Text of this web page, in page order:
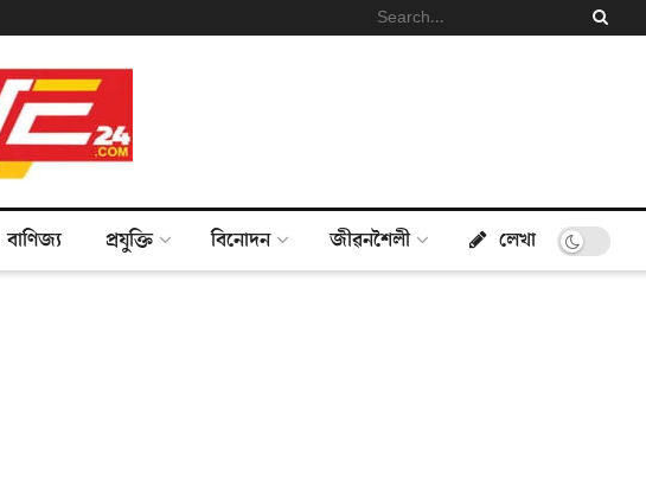
বাণিজ্য প্ৰযুক্তি বিনোদন জীৱনশৈলী লেখা